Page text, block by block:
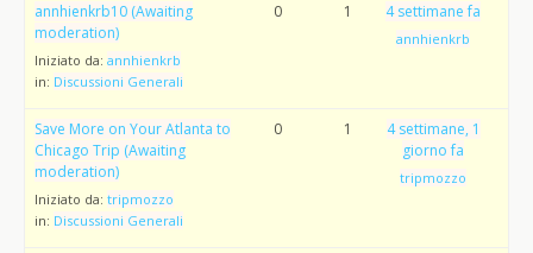
annhienkrb10 (Awaiting
moderation)
Iniziato da: annhienkrb
in: Discussioni Generali
0 1 4 settimane fa
annhienkrb
Save More on Your Atlanta to
Chicago Trip (Awaiting
moderation)
Iniziato da: tripmozzo
in: Discussioni Generali
0 1
4 settimane, 1
giorno fa
tripmozzo